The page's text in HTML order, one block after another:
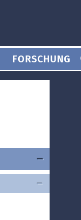
FORSCHUNG